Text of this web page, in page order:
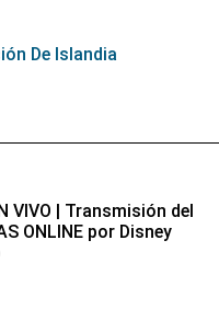
De Islandia
VIVO | Transmisión del
ONLINE por Disney